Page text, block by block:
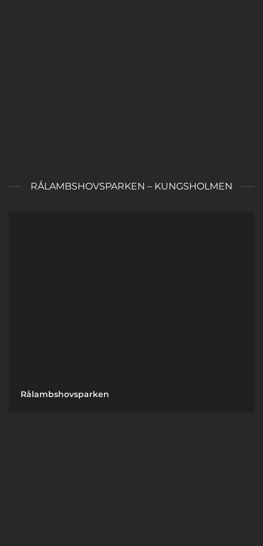
RÅLAMBSHOVSPARKEN – KUNGSHOLMEN
Rålambshovsparken